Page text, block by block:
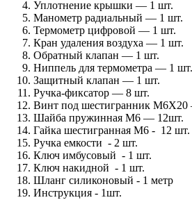
Уплотнение крышки — 1 шт.
Манометр радиальный — 1 шт.
Термометр цифровой — 1 шт.
Кран удаления воздуха — 1 шт.
Обратный клапан — 1 шт.
Ниппель для термометра — 1 шт.
Защитный клапан — 1 шт.
Ручка-фиксатор — 8 шт.
Винт под шестигранник
Шайба пружинная М6 — 12шт.
Гайка шестигранная М6 - 12 шт.
Ручка емкости - 2 шт.
Ключ имбусовый - 1 шт.
Ключ накидной - 1 шт.
Шланг силиконовый - 1 метр
Инструкция - 1шт.